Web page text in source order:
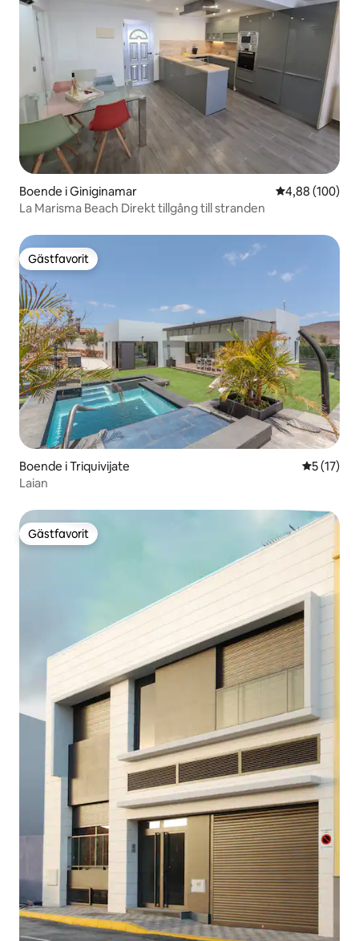
Boende i Giniginamar 4,88 av 5 i
4,88 (100)
La Marisma Beach Direkt tillgång till stranden
Gästfavorit
Gästfavorit
Boende i Triquivijate 5 av 5 i
5 (17)
Laian
Gästfavorit
Gästfavorit